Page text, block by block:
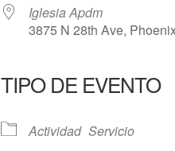
Iglesia Apdm
3875 N 28th Ave,
TIPO DE EVENTO
Actividad Servicio